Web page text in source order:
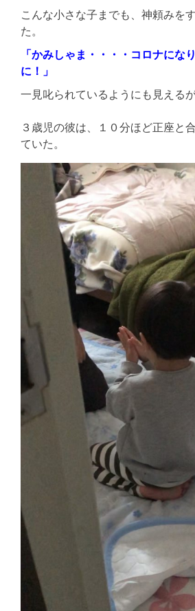
こんな小さな子までも、神頼みを
た。
「かみしゃま・・・・コロナにな
に！」
一見叱られているようにも見えるが
３歳児の彼は、１０分ほど正座と
ていた。